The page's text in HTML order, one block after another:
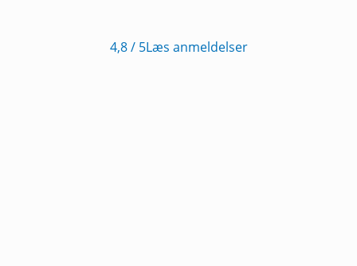
4,8/ 5Læs anmeldelser